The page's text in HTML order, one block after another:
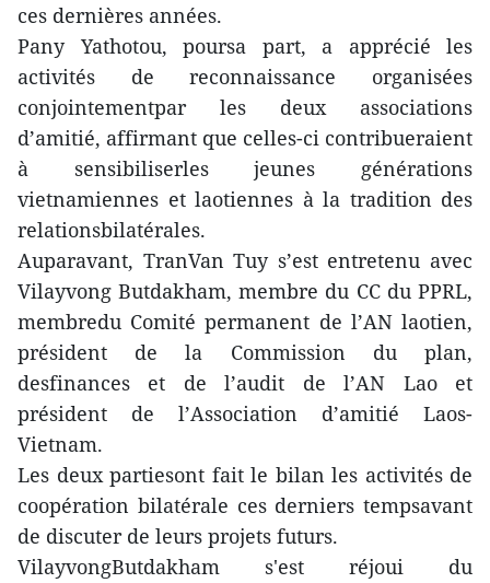
ces dernières années.
Pany Yathotou, poursa part, a apprécié les
activités de reconnaissance organisées
conjointementpar les deux associations
d’amitié, affirmant que celles-ci contribueraient
à sensibiliserles jeunes générations
vietnamiennes et laotiennes à la tradition des
relationsbilatérales.
Auparavant, TranVan Tuy s’est entretenu avec
Vilayvong Butdakham, membre du CC du PPRL,
membredu Comité permanent de l’AN laotien,
président de la Commission du plan,
desfinances et de l’audit de l’AN Lao et
président de l’Association d’amitié Laos-
Vietnam.
Les deux partiesont fait le bilan les activités de
coopération bilatérale ces derniers tempsavant
de discuter de leurs projets futurs.
VilayvongButdakham s'est réjoui du